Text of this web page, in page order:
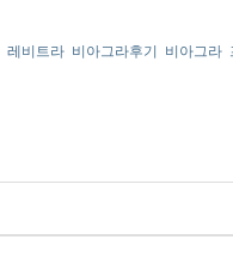
레비트라 비아그라후기 비아그라